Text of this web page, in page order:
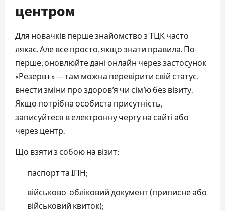
центром
Для новачків перше знайомство з ТЦК часто
лякає. Але все просто, якщо знати правила. По-
перше, оновлюйте дані онлайн через застосунок
«Резерв+» — там можна перевірити свій статус,
внести зміни про здоров’я чи сім’ю без візиту.
Якщо потрібна особиста присутність,
записуйтеся в електронну чергу на сайті або
через центр.
Що взяти з собою на візит:
паспорт та ІПН;
військово-обліковий документ (приписне або
військовий квиток);